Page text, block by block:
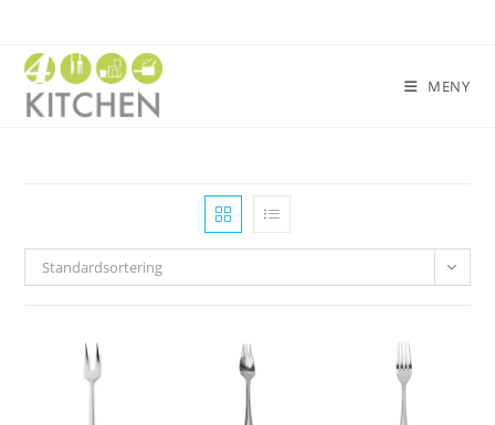
MENY
Standardsortering